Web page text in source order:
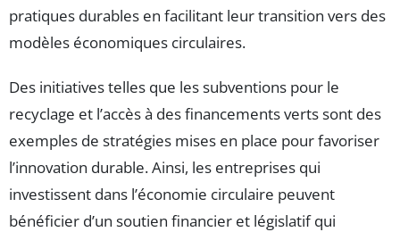
pratiques durables en facilitant leur transition vers des
modèles économiques circulaires.
Des initiatives telles que les subventions pour le
recyclage et l’accès à des financements verts sont des
exemples de stratégies mises en place pour favoriser
l’innovation durable. Ainsi, les entreprises qui
investissent dans l’économie circulaire peuvent
bénéficier d’un soutien financier et législatif qui